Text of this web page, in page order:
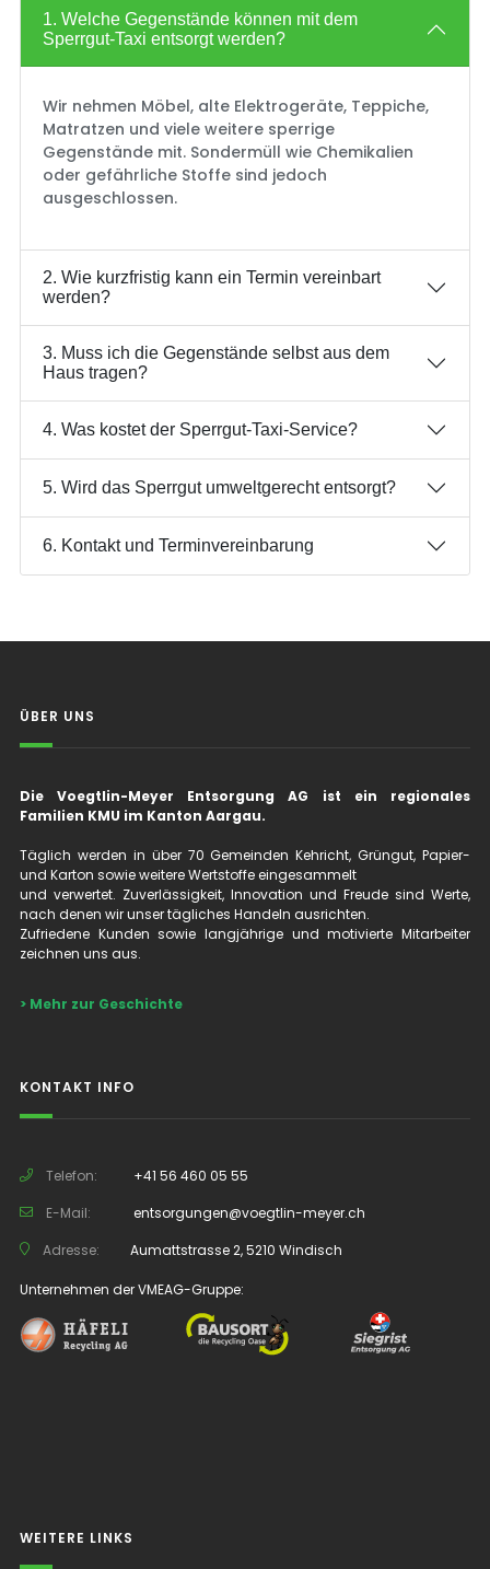
1. Welche Gegenstände können mit dem
Sperrgut-Taxi entsorgt werden?
Wir nehmen Möbel, alte Elektrogeräte, Teppiche,
Matratzen und viele weitere sperrige
Gegenstände mit. Sondermüll wie Chemikalien
oder gefährliche Stoffe sind jedoch
ausgeschlossen.
2. Wie kurzfristig kann ein Termin vereinbart
werden?
3. Muss ich die Gegenstände selbst aus dem
Haus tragen?
4. Was kostet der Sperrgut-Taxi-Service?
5. Wird das Sperrgut umweltgerecht entsorgt?
6. Kontakt und Terminvereinbarung
ÜBER UNS
Die Voegtlin-Meyer Entsorgung AG ist ein regionales
Familien KMU im Kanton Aargau.
Täglich werden in über 70 Gemeinden Kehricht, Grüngut, Papier-
und Karton sowie weitere Wertstoffe eingesammelt
und verwertet. Zuverlässigkeit, Innovation und Freude sind Werte,
nach denen wir unser tägliches Handeln ausrichten.
Zufriedene Kunden sowie langjährige und motivierte Mitarbeiter
zeichnen uns aus.
> Mehr zur Geschichte
KONTAKT INFO
Telefon:
+41 56 460 05 55
E-Mail:
entsorgungen@voegtlin-meyer.ch
Adresse:
Aumattstrasse 2, 5210 Windisch
Unternehmen der VMEAG-Gruppe:
WEITERE LINKS